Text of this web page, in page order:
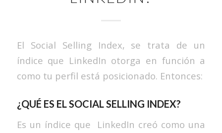
El Social Selling Index, se trata de un
índice que LinkedIn otorga en función a
como tu perfil está posicionado. Entonces:
¿QUÉ ES EL SOCIAL SELLING INDEX?
Es un índice que LinkedIn creó como una